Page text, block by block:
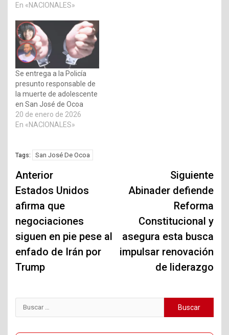
En «NACIONALES»
Se entrega a la Policía
presunto responsable de
la muerte de adolescente
en San José de Ocoa
20 de enero de 2026
En «NACIONALES»
Tags: San José De Ocoa
Navegación
de
entradas
Anterior
Estados Unidos
afirma que
negociaciones
siguen en pie pese al
enfado de Irán por
Trump
Siguiente
Abinader defiende
Reforma
Constitucional y
asegura esta busca
impulsar renovación
de liderazgo
Buscar: